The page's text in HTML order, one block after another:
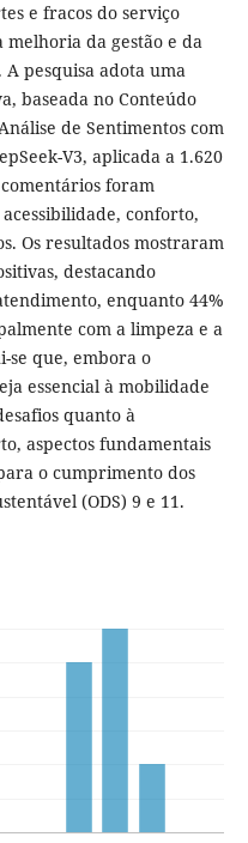
e fracos do serviço
da gestão e da
pesquisa adota uma
baseada no Conteúdo
de Sentimentos com
V3, aplicada a 1.620
foram
conforto,
Os resultados mostraram
destacando
enquanto 44%
com a limpeza e a
se que, embora o
essencial à mobilidade
quanto à
aspectos fundamentais
o cumprimento dos
(ODS) 9 e 11.